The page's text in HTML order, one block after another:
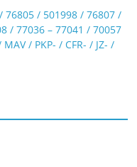
76805 / 501998 / 76807 /
/ 77036 – 77041 / 70057
/ PKP- / CFR- / JZ- /